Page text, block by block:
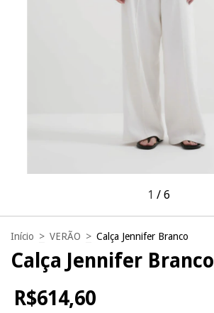
1 / 6
Início > VERÃO > Calça Jennifer Branco
Calça Jennifer Branco
R$614,60